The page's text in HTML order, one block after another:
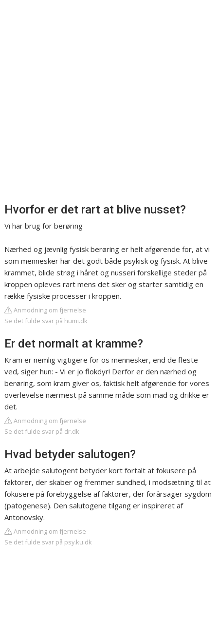
Hvorfor er det rart at blive nusset?
Vi har brug for berøring
Nærhed og jævnlig fysisk berøring er helt afgørende for, at vi
som mennesker har det godt både psykisk og fysisk. At blive
krammet, blide strøg i håret og nusseri forskellige steder på
kroppen opleves rart mens det sker og starter samtidig en
række fysiske processer i kroppen.
Anmodning om fjernelse
Se det fulde svar på humi.dk
Er det normalt at kramme?
Kram er nemlig vigtigere for os mennesker, end de fleste
ved, siger hun: - Vi er jo flokdyr! Derfor er den nærhed og
berøring, som kram giver os, faktisk helt afgørende for vores
overlevelse nærmest på samme måde som mad og drikke er
det.
Anmodning om fjernelse
Se det fulde svar på dr.dk
Hvad betyder salutogen?
At arbejde salutogent betyder kort fortalt at fokusere på
faktorer, der skaber og fremmer sundhed, i modsætning til at
fokusere på forebyggelse af faktorer, der forårsager sygdom
(patogenese). Den salutogene tilgang er inspireret af
Antonovsky.
Anmodning om fjernelse
Se det fulde svar på psy.ku.dk